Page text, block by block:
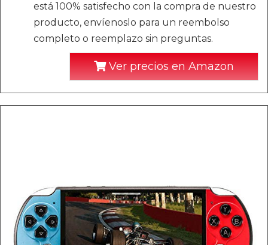
está 100% satisfecho con la compra de nuestro
producto, envíenoslo para un reembolso
completo o reemplazo sin preguntas.
Ver precios en Amazon